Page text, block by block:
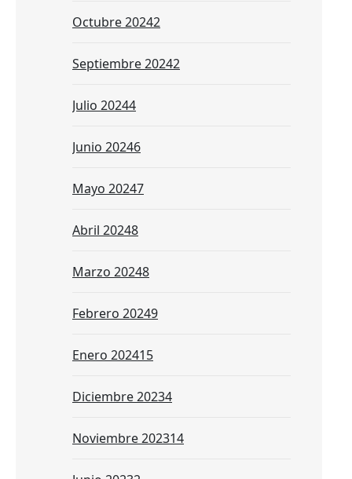
Octubre 20242
Septiembre 20242
Julio 20244
Junio 20246
Mayo 20247
Abril 20248
Marzo 20248
Febrero 20249
Enero 202415
Diciembre 20234
Noviembre 202314